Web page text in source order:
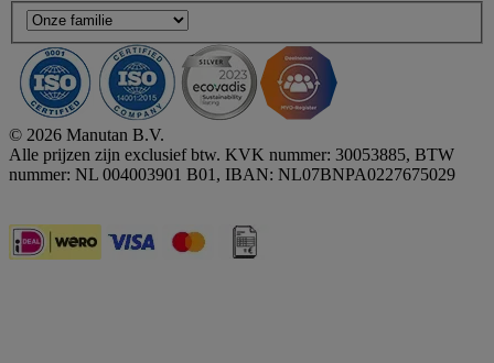
© 2026 Manutan B.V.
Alle prijzen zijn exclusief btw. KVK nummer: 30053885, BTW
nummer: NL 004003901 B01, IBAN: NL07BNPA0227675029